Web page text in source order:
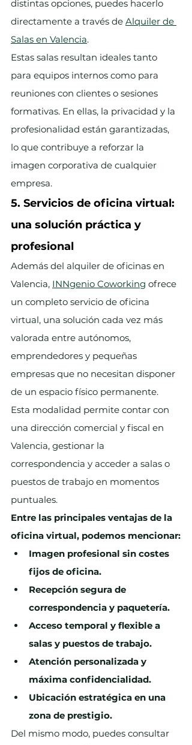
distintas opciones, puedes hacerlo
directamente a través de Alquiler de
Salas en Valencia.
Estas salas resultan ideales tanto
para equipos internos como para
reuniones con clientes o sesiones
formativas. En ellas, la privacidad y la
profesionalidad están garantizadas,
lo que contribuye a reforzar la
imagen corporativa de cualquier
empresa.
5. Servicios de oficina virtual:
una solución práctica y
profesional
Además del alquiler de oficinas en
Valencia, INNgenio Coworking ofrece
un completo servicio de oficina
virtual, una solución cada vez más
valorada entre autónomos,
emprendedores y pequeñas
empresas que no necesitan disponer
de un espacio físico permanente.
Esta modalidad permite contar con
una dirección comercial y fiscal en
Valencia, gestionar la
correspondencia y acceder a salas o
puestos de trabajo en momentos
puntuales.
Entre las principales ventajas de la
oficina virtual, podemos mencionar:
Imagen profesional sin costes
fijos de oficina.
Recepción segura de
correspondencia y paquetería.
Acceso temporal y flexible a
salas y puestos de trabajo.
Atención personalizada y
máxima confidencialidad.
Ubicación estratégica en una
zona de prestigio.
Del mismo modo, puedes consultar